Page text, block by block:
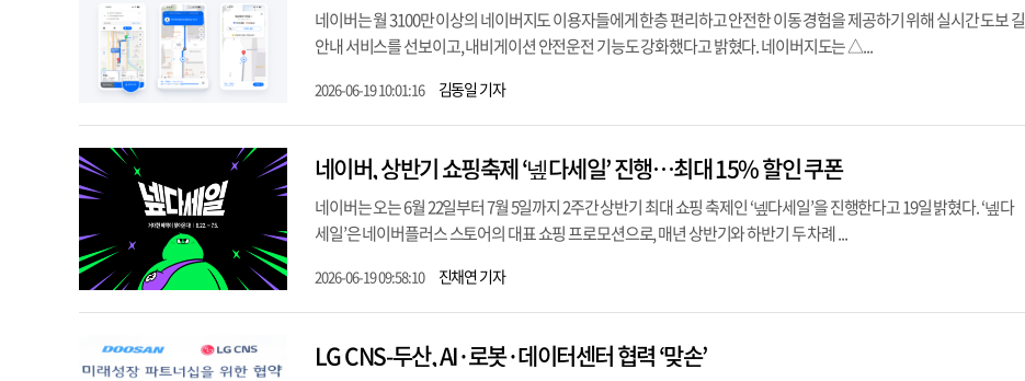
네이버는 월 3100만 이상의 네이버지도 이용자들에게 한층 편리하고 안전한 이동 경험을 제공하기 위해 실시간 도보 길
안내 서비스를 선보이고, 내비게이션 안전운전 기능도 강화했다고 밝혔다. 네이버지도는 △...
2026-06-19 10:01:16 김동일 기자
네이버, 상반기 쇼핑축제 ‘넾다세일’ 진행…최대 15% 할인 쿠폰
네이버는 오는 6월 22일부터 7월 5일까지 2주간 상반기 최대 쇼핑 축제인 ‘넾다세일’을 진행한다고 19일 밝혔다. ‘넾다
세일’은 네이버플러스 스토어의 대표 쇼핑 프로모션으로, 매년 상반기와 하반기 두 차례 ...
2026-06-19 09:58:10 진채연 기자
LG CNS-두산, AI·로봇·데이터센터 협력 ‘맞손’